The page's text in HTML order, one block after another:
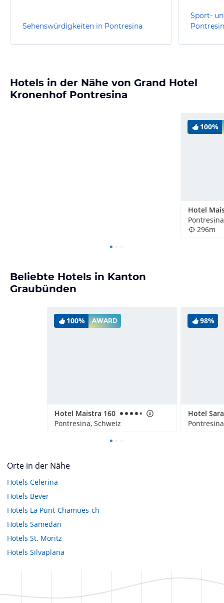
Sehenswürdigkeiten in Pontresina
Sport-
Hotels in der Nähe von Grand Hotel
Kronenhof Pontresina
100%
Hotel
296m
Beliebte Hotels in Kanton
Graubünden
100% AWARD
Hotel Maistra 160
Pontresina, Schweiz
98%
Hotel
Orte in der Nähe
Hotels Celerina
Hotels Bever
Hotels La Punt-Chamues-ch
Hotels Samedan
Hotels St. Moritz
Hotels Silvaplana